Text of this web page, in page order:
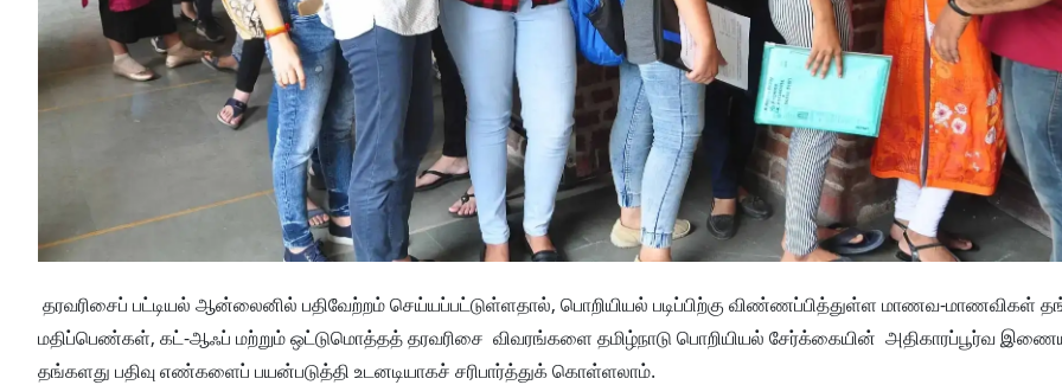
தரவரிசைப் பட்டியல் ஆன்லைனில் பதிவேற்றம் செய்யப்பட்டுள்ளதால், பொறியியல் படிப்பிற்கு விண்ணப்பித்துள்ள மாணவ-மாணவிகள்
மதிப்பெண்கள், கட்-ஆஃப் மற்றும் ஒட்டுமொத்தத் தரவரிசை விவரங்களை தமிழ்நாடு பொறியியல் சேர்க்கையின் அதிகாரப்பூர்வ
தங்களது பதிவு எண்களைப் பயன்படுத்தி உடனடியாகச் சரிபார்த்துக் கொள்ளலாம்.